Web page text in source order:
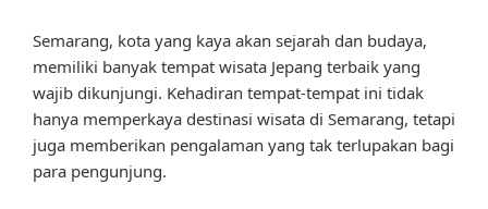
Semarang, kota yang kaya akan sejarah dan budaya,
memiliki banyak tempat wisata Jepang terbaik yang
wajib dikunjungi. Kehadiran tempat-tempat ini tidak
hanya memperkaya destinasi wisata di Semarang, tetapi
juga memberikan pengalaman yang tak terlupakan bagi
para pengunjung.